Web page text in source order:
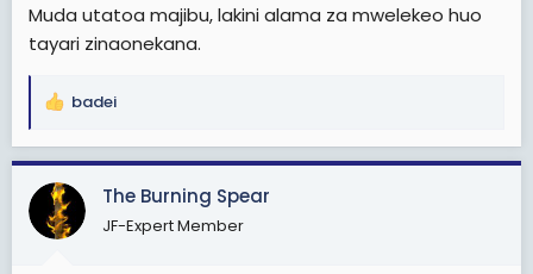
Muda utatoa majibu, lakini alama za mwelekeo huo
tayari zinaonekana.
R
a
c
i
badei
The Burning Spear
JF-Expert Member